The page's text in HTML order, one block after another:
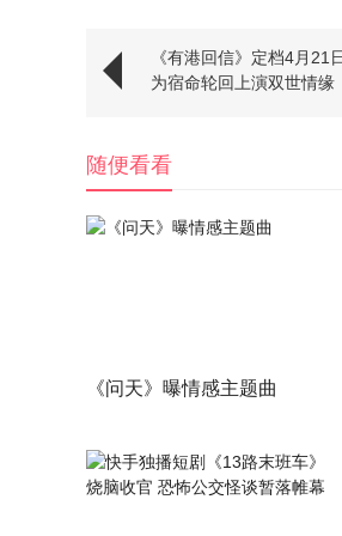
《有港回信》定档4月21
为宿命轮回上演双世情缘
随便看看
《问天》曝情感主题曲